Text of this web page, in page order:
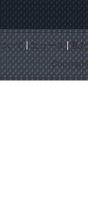
いて ニュース
私